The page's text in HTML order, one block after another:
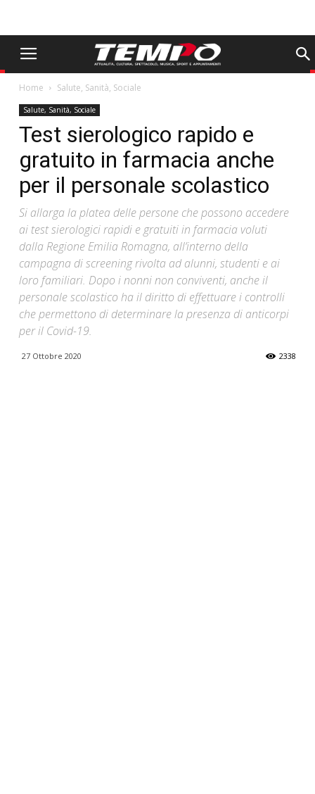
Home Salute, Sanità, Sociale
Salute, Sanità, Sociale
Test sierologico rapido e
gratuito in farmacia anche
per il personale scolastico
Si allarga la platea delle persone che possono accedere
ai test sierologici rapidi e gratuiti in farmacia voluti
dalla Regione Emilia Romagna, all’interno della
campagna di screening rivolta ad alunni, studenti e ai
loro familiari. Dopo i nonni non conviventi, anche il
personale scolastico ha il diritto di effettuare i controlli
che permettono di determinare la presenza di anticorpi
per il Covid-19.
27 Ottobre 2020 2338